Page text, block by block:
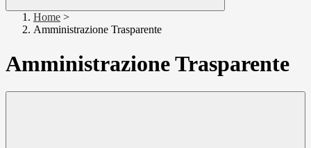
Home >
Amministrazione Trasparente
Amministrazione Trasparente